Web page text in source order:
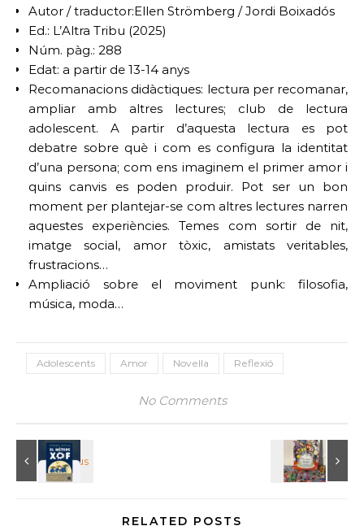
Autor / traductor:Ellen Strömberg / Jordi Boixadós
Ed.: L’Altra Tribu (2025)
Núm. pàg.: 288
Edat: a partir de 13-14 anys
Recomanacions didàctiques: lectura per recomanar,
ampliar amb altres lectures; club de lectura
adolescent. A partir d’aquesta lectura es pot
debatre sobre què i com es configura la identitat
d’una persona; com ens imaginem el primer amor i
quins canvis es poden produir. Pot ser un bon
moment per plantejar-se com altres lectures narren
aquestes experiències. Temes com sortir de nit,
imatge social, amor tòxic, amistats veritables,
frustracions…
Ampliació sobre el moviment punk: filosofia,
música, moda…
Adolescents Amor Novel·la Reflexió
No Comments
RELATED POSTS